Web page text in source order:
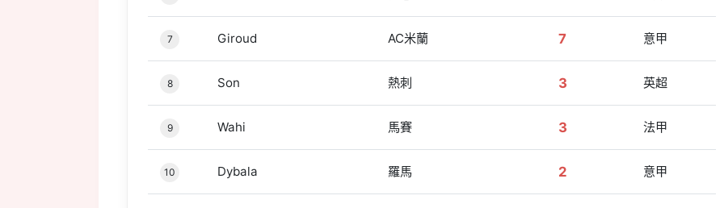
7 Giroud AC米蘭 7 意甲
8 Son 熱刺 3 英超
9 Wahi 馬賽 3 法甲
10 Dybala 羅馬 2 意甲